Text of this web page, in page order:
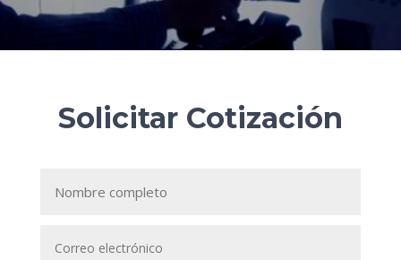
Solicitar Cotización